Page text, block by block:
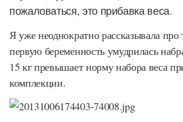
пожаловаться, это прибавка веса.
Я уже неоднократно рассказывала про
первую беременность умудрилась
15 кг превышает норму набора веса
комплекции.